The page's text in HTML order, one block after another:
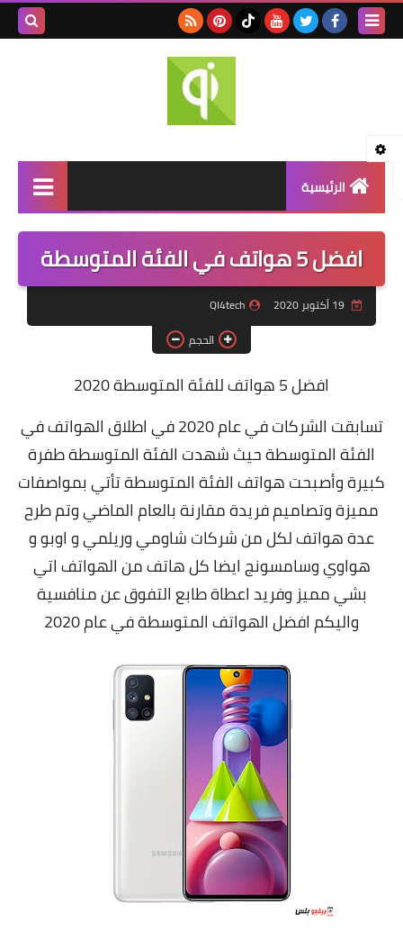
الرئيسية
اخبار التقنية
مراجعة الهواتف
حلول مشاكل الهواتف
تقنيات السيارات
مقارنات الهواتف الذكية
افضل 5 هواتف في الفئة المتوسطة
QI4tech
الحجم
افضل 5 هواتف للفئة المتوسطة 2020
تسابقت الشركات في عام 2020 في اطلاق الهواتف في
الفئة المتوسطة حيث شهدت الفئة المتوسطة طفرة
كبيرة وأصبحت هواتف الفئة المتوسطة تأتي بمواصفات
مميزة وتصاميم فريدة مقارنة بالعام الماضي وتم طرح
عدة هواتف لكل من شركات شاومي وريلمي و اوبو و
هواوي وسامسونج ايضا كل هاتف من الهواتف اتي
بشي مميز وفريد اعطاة طابع التفوق عن منافسية
واليكم افضل الهواتف المتوسطة في عام 2020